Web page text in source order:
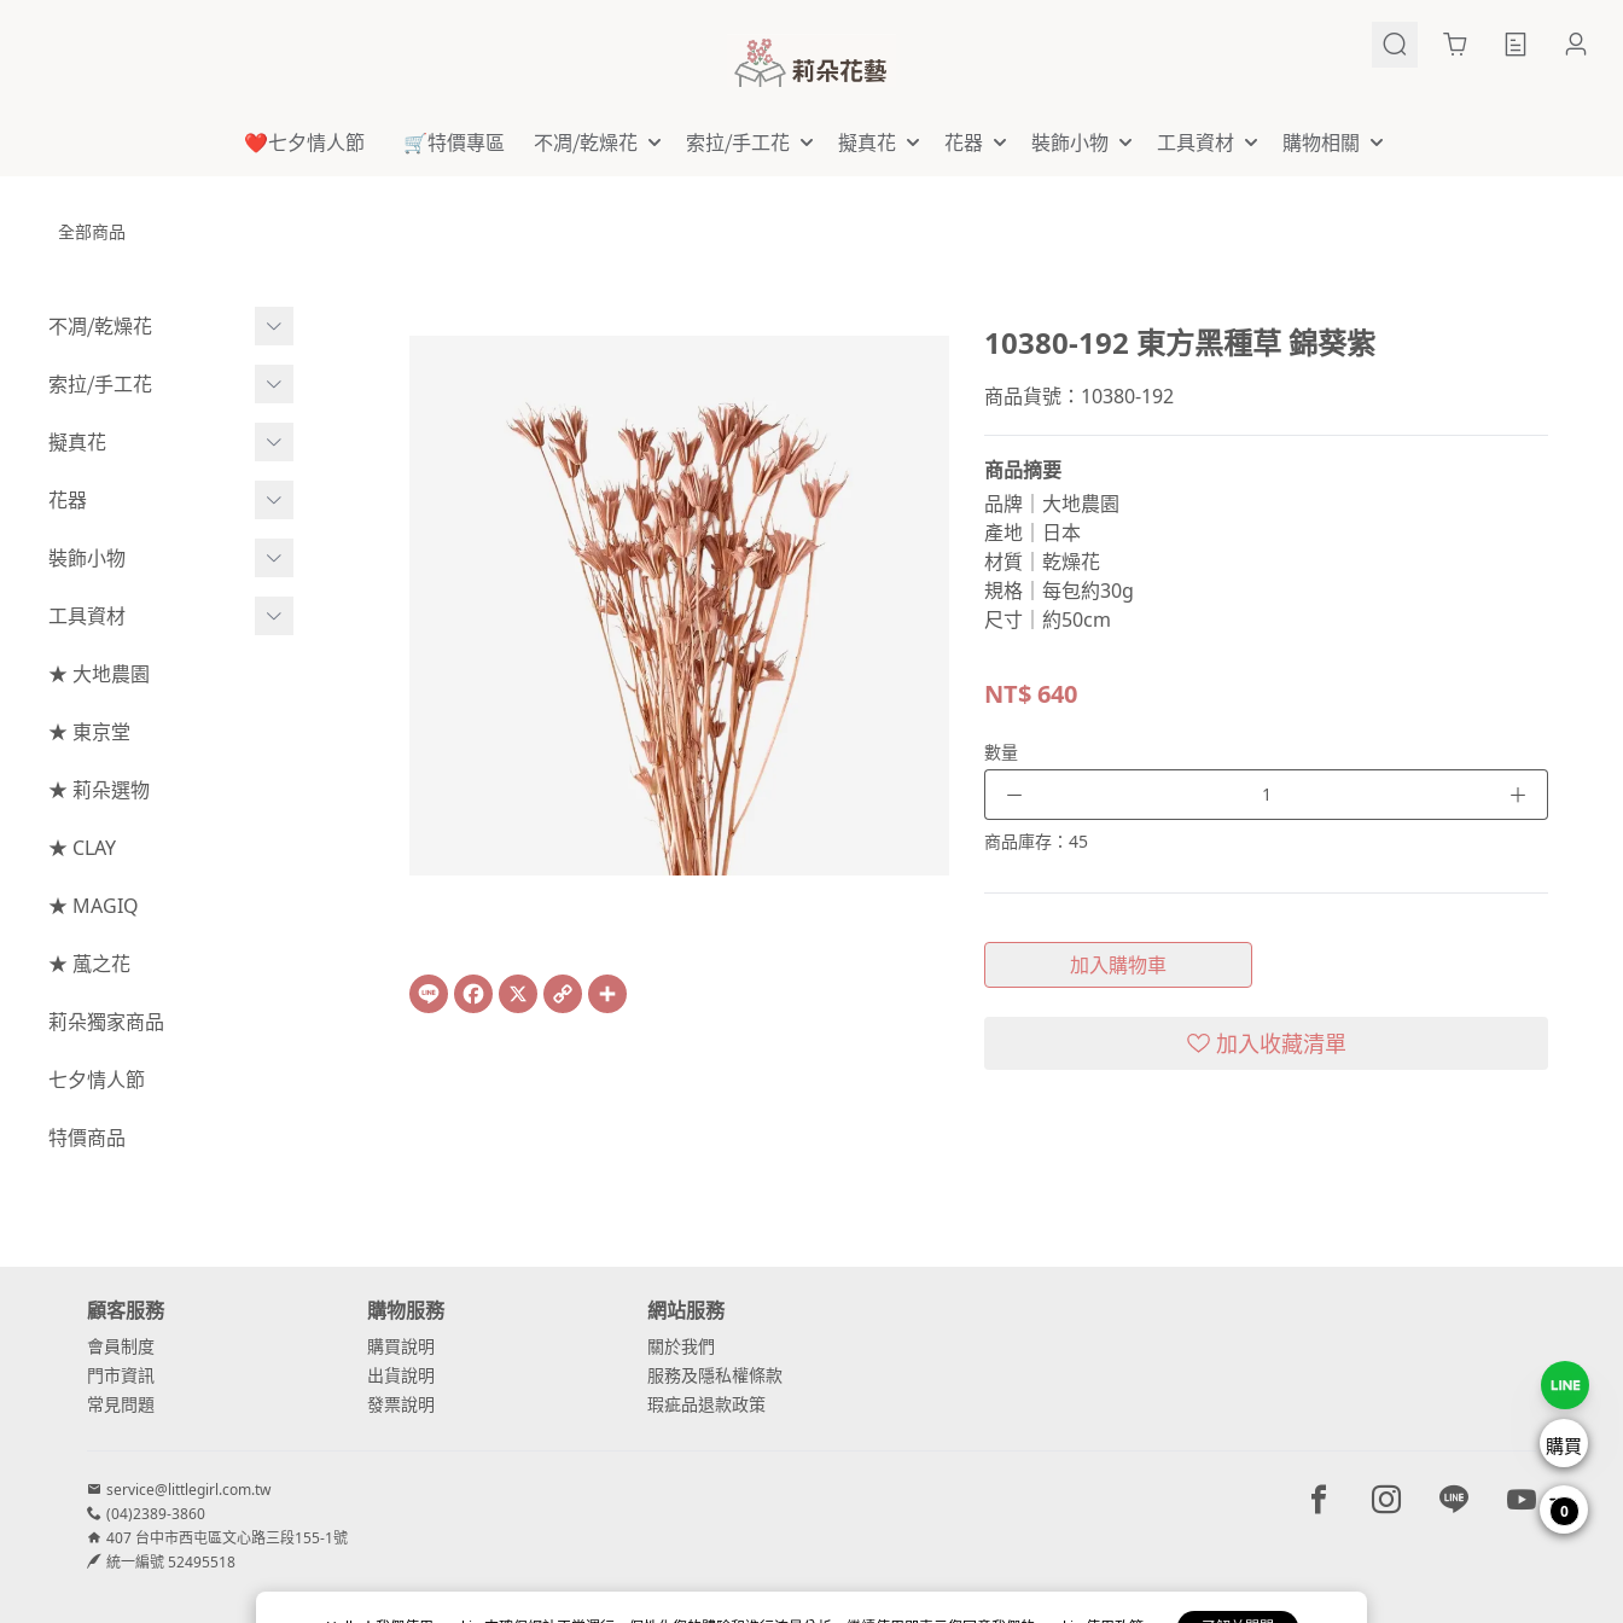
Cart
❤️七夕情人節 🛒特價專區 不凋⧸乾燥花 索拉⧸手工花 擬真花 花器 裝飾小物 工具資材 購物相關
全部商品
不凋⧸乾燥花
多色組合
- 其他
玫瑰
大玫瑰
- 迷你玫瑰
- 庭園玫瑰
- 其他玫瑰
主花
菊花
-
蘭花⧸大理花
康乃馨
- 安娜貝爾繡球花
- 日本繡球花
- 重瓣繡球花
配花
- 滿天星⧸木滿天星
索拉⧸手工花
索拉花(有花莖)
- 莉朵獨家水染
- 大地農園
索拉花(僅花頭)
原色
擬真花
盆栽⧸成品
綜合花束
葉材⧸藤蔓
枝條
果實
花器
小型花器
中大型花器
捧花架⧸吊架
藤圈⧸注連繩
提籃
裝飾小物
裝飾⧸擺飾
花插
工具資材
工具⧸型錄
資材
★ 大地農園
★ 東京堂
★ 莉朵選物
★ CLAY
★ MAGIQ
★ 葻之花
莉朵獨家商品
七夕情人節
特價商品
Line Facebook
X Copy
Link
10380-192 東方黑種草 錦葵紫
商品貨號：10380-192
商品摘要
品牌｜大地農園
產地｜日本
材質｜乾燥花
規格｜每包約30g
尺寸｜約50cm
NT$640
數量
－ ＋
商品庫存：45
加入購物車
加入收藏清單
顧客服務
會員制度
門市資訊
常見問題
購物服務
購買說明
出貨說明
發票說明
網站服務
關於我們
服務及隱私權條款
瑕疵品退款政策
service@littlegirl.com.tw
(04)2389-3860
407 台中市西屯區文心路三段155-1號
統一編號 52495518
Facebook page
Instagram page
Line pageYoutube
購買
0